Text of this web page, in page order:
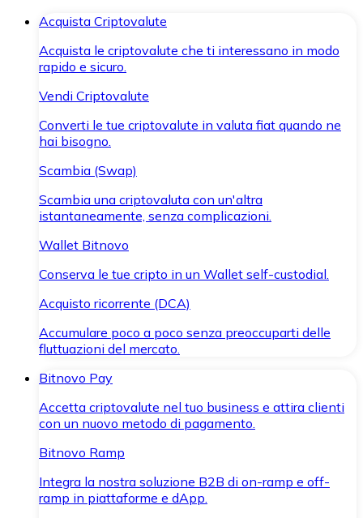
Acquista Criptovalute
Acquista le criptovalute che ti interessano in modo
rapido e sicuro.
Vendi Criptovalute
Converti le tue criptovalute in valuta fiat quando ne
hai bisogno.
Scambia (Swap)
Scambia una criptovaluta con un'altra
istantaneamente, senza complicazioni.
Wallet Bitnovo
Conserva le tue cripto in un Wallet self-custodial.
Acquisto ricorrente (DCA)
Accumulare poco a poco senza preoccuparti delle
fluttuazioni del mercato.
Bitnovo Pay
Accetta criptovalute nel tuo business e attira clienti
con un nuovo metodo di pagamento.
Bitnovo Ramp
Integra la nostra soluzione B2B di on-ramp e off-
ramp in piattaforme e dApp.